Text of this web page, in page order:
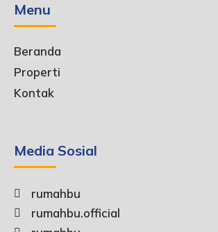
Menu
Beranda
Properti
Kontak
Media Sosial
rumahbu
rumahbu.official